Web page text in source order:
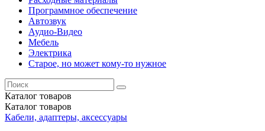
Программное обеспечение
Автозвук
Аудио-Видео
Мебель
Электрика
Старое, но может кому-то нужное
Каталог товаров
Каталог товаров
Кабели, адаптеры, аксессуары